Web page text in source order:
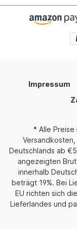
Impressum
* Alle
Versandkosten
Deutschlands ab
angezeigten
innerhalb
beträgt 19%. Bei
EU richten sich
Lieferlandes und